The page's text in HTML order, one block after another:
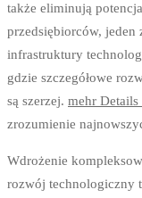
także eliminują
przedsiębiorców, jeden
infrastruktury
gdzie szczegółowe
są szerzej. mehr Details
zrozumienie
Wdrożenie
rozwój technologiczny